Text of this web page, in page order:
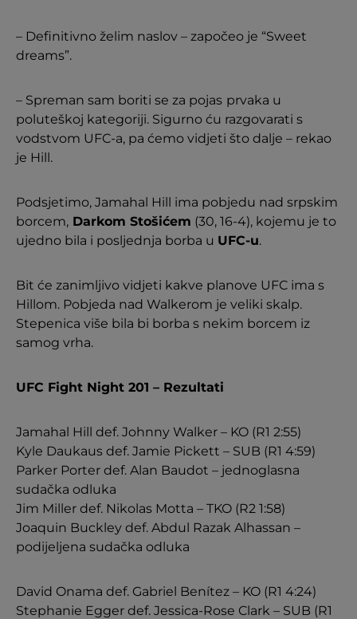
– Definitivno želim naslov – započeo je “Sweet
dreams”.
– Spreman sam boriti se za pojas prvaka u
poluteškoj kategoriji. Sigurno ću razgovarati s
vodstvom UFC-a, pa ćemo vidjeti što dalje – rekao
je Hill.
Podsjetimo, Jamahal Hill ima pobjedu nad srpskim
borcem, Darkom Stošićem (30, 16-4), kojemu je to
ujedno bila i posljednja borba u UFC-u.
Bit će zanimljivo vidjeti kakve planove UFC ima s
Hillom. Pobjeda nad Walkerom je veliki skalp.
Stepenica više bila bi borba s nekim borcem iz
samog vrha.
UFC Fight Night 201 – Rezultati
Jamahal Hill def. Johnny Walker – KO (R1 2:55)
Kyle Daukaus def. Jamie Pickett – SUB (R1 4:59)
Parker Porter def. Alan Baudot – jednoglasna
sudačka odluka
Jim Miller def. Nikolas Motta – TKO (R2 1:58)
Joaquin Buckley def. Abdul Razak Alhassan –
podijeljena sudačka odluka
David Onama def. Gabriel Benítez – KO (R1 4:24)
Stephanie Egger def. Jessica-Rose Clark – SUB (R1